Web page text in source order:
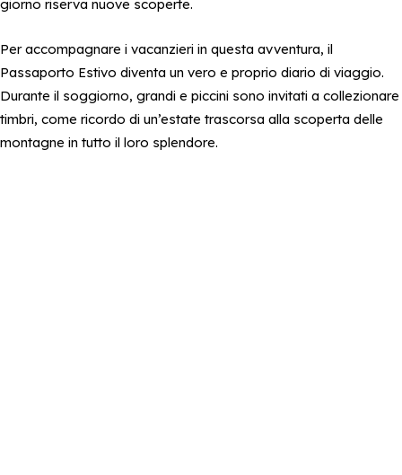
giorno riserva nuove scoperte.
Per accompagnare i vacanzieri in questa avventura, il
Passaporto Estivo diventa un vero e proprio diario di viaggio.
Durante il soggiorno, grandi e piccini sono invitati a collezionare
timbri, come ricordo di un’estate trascorsa alla scoperta delle
montagne in tutto il loro splendore.